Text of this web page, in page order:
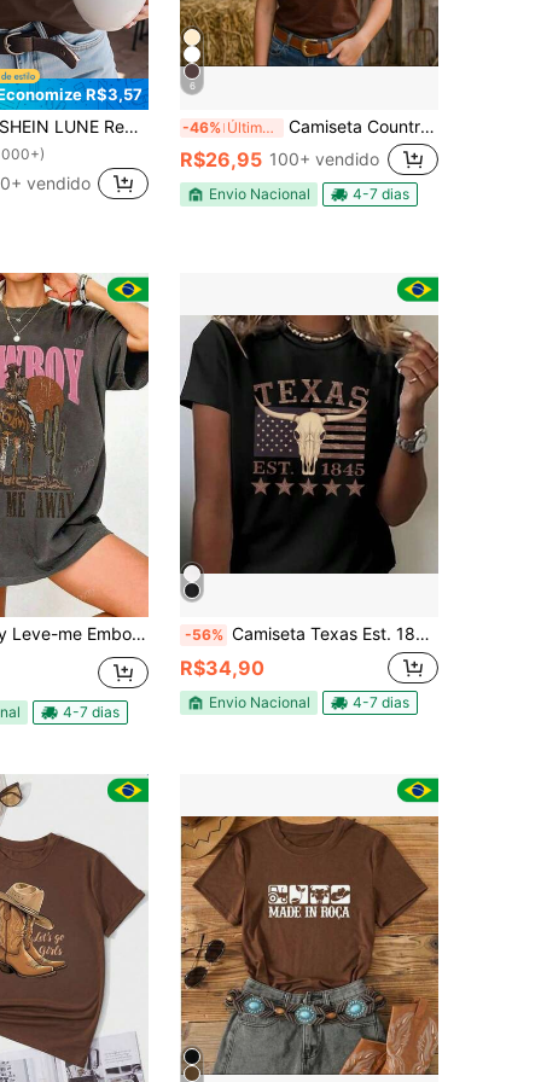
R$3,57
LUNE Regata Casual Estilo Oeste com Padrão Floral de Chifre Longo, Ajuste Regular para Mulheres, Verão Volta às Aulas, Casual
vendido
6
-46% Últimos 3 dias Camiseta Country Feminina TEXAS Cowgirl Boiadeira Camisa Rodeio Festa Do Peão Texas 100% Algodão
R$26,95 100+ vendido
Envio Nacional 4-7 dias
Ocidental Camiseta Feminina Casual Oversized de Ajuste Solto, Gola Redonda, Manga Curta
4-7 dias
-56% Camiseta Texas Est. 1845 com Estampa Country Vintage Casual Tecido Confortável Para Dia a Dia
R$34,90
Envio Nacional 4-7 dias